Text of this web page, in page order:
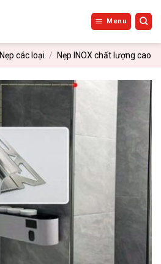
Menu
Nẹp các loại / Nẹp INOX chất lượng cao